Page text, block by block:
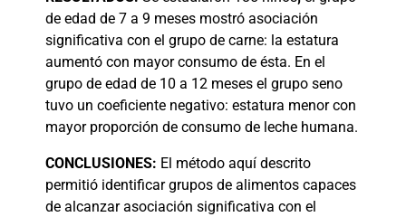
de edad de 7 a 9 meses mostró asociación
significativa con el grupo de carne: la estatura
aumentó con mayor consumo de ésta. En el
grupo de edad de 10 a 12 meses el grupo seno
tuvo un coeficiente negativo: estatura menor con
mayor proporción de consumo de leche humana.
CONCLUSIONES: El método aquí descrito
permitió identificar grupos de alimentos capaces
de alcanzar asociación significativa con el